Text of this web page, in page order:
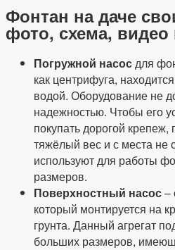
Фонтан на даче
фото, схема, видео
Погружной насосдля
как центрифуга,
водой. Оборудование не
надежностью. Чтобы его
покупать дорогой крепеж,
тяжёлый вес и с места не
используют для работы
размеров.
Поверхностный насос–
который монтируется на
грунта. Данный агрегат
больших размеров,